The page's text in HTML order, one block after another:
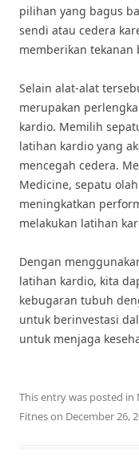
pilihan yang bagus
sendi atau cedera
memberikan tekanan
Selain alat-alat
merupakan
kardio. Memilih
latihan kardio yang
mencegah cedera.
Medicine, sepatu
meningkatkan
melakukan latihan
Dengan
latihan kardio, kita
kebugaran tubuh
untuk berinvestasi
untuk menjaga
This entry was posted in
Fitneson December 26,